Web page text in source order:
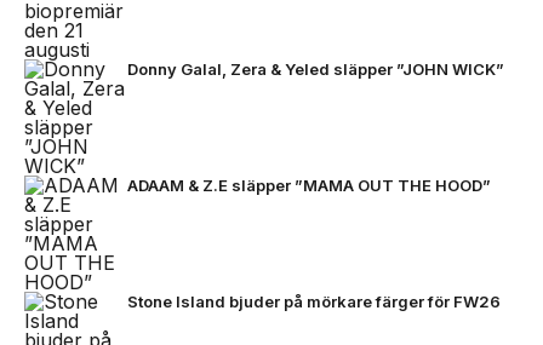
Donny Galal, Zera & Yeled släpper ”JOHN WICK”
ADAAM & Z.E släpper ”MAMA OUT THE HOOD”
Stone Island bjuder på mörkare färger för FW26